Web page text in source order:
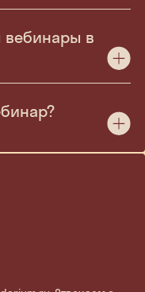
вебинары в